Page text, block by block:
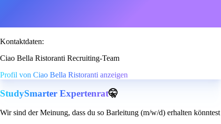
Kontaktdaten:
Ciao Bella Ristoranti Recruiting-Team
Profil von Ciao Bella Ristoranti anzeigen
StudySmarter Expertenrat🤫
Wir sind der Meinung, dass du so Barleitung (m/w/d) erhalten könntest